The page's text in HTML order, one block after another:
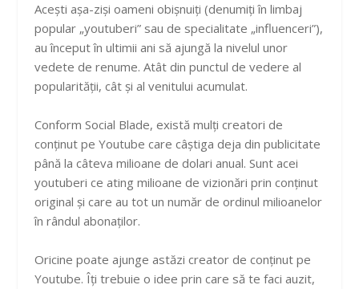
Acești așa-ziși oameni obișnuiți (denumiți în limbaj
popular „youtuberi” sau de specialitate „influenceri”),
au început în ultimii ani să ajungă la nivelul unor
vedete de renume. Atât din punctul de vedere al
popularității, cât și al venitului acumulat.
Conform Social Blade, există mulți creatori de
conținut pe Youtube care câștiga deja din publicitate
până la câteva milioane de dolari anual. Sunt acei
youtuberi ce ating milioane de vizionări prin conținut
original și care au tot un număr de ordinul milioanelor
în rândul abonaților.
Oricine poate ajunge astăzi creator de conținut pe
Youtube. Îți trebuie o idee prin care să te faci auzit,